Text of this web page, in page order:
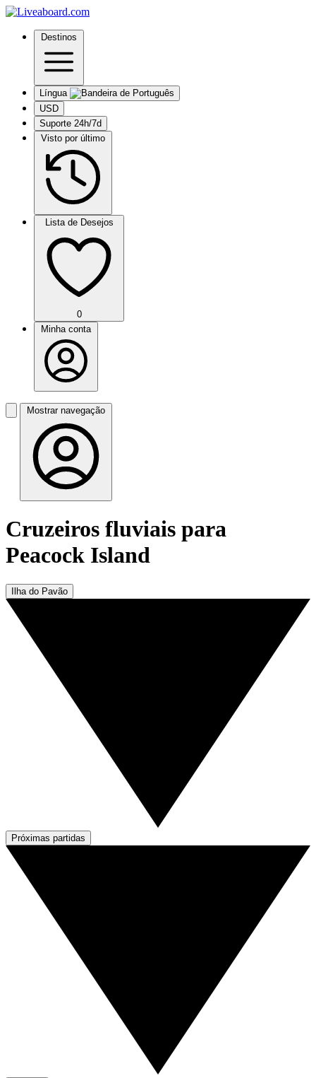
Destinos
Língua
USD
Suporte 24h/7d
Visto por último
Lista de Desejos
0
Minha conta
Mostrar navegação
Cruzeiros fluviais para
Peacock Island
Ilha do Pavão
Próximas partidas